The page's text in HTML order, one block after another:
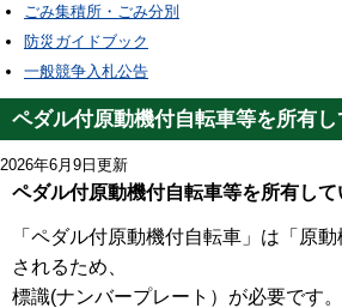
ごみ集積所・ごみ分別
防災ガイドブック
一般競争入札公告
ペダル付原動機付自転車等を所有
2026年6月9日更新
ペダル付原動機付自転車等を所有し
「ペダル付原動機付自転車」は「原
されるため、
標識(ナンバープレート）が必要です。